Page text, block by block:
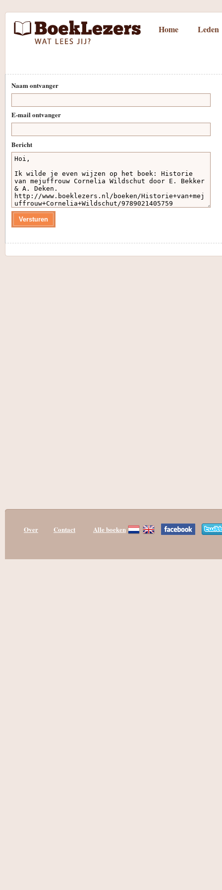
Home Leden
Naam ontvanger
E-mail ontvanger
Bericht
Over Contact Alle boeken